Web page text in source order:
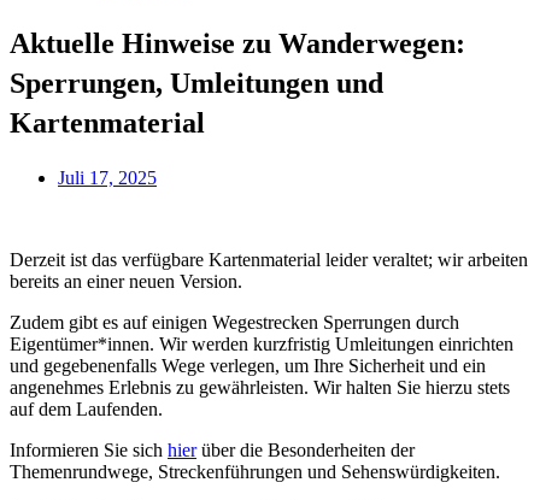
Aktuelle Hinweise zu Wanderwegen:
Sperrungen, Umleitungen und
Kartenmaterial
Juli 17, 2025
Derzeit ist das verfügbare Kartenmaterial leider veraltet; wir arbeiten
bereits an einer neuen Version.
Zudem gibt es auf einigen Wegestrecken Sperrungen durch
Eigentümer*innen. Wir werden kurzfristig Umleitungen einrichten
und gegebenenfalls Wege verlegen, um Ihre Sicherheit und ein
angenehmes Erlebnis zu gewährleisten. Wir halten Sie hierzu stets
auf dem Laufenden.
Informieren Sie sich hierüber die Besonderheiten der
Themenrundwege, Streckenführungen und Sehenswürdigkeiten.